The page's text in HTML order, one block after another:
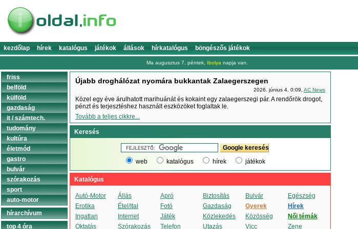
kezdőlap hírek katalógus játékok állások hírkatalógus böngészős játékok
Ma augusztus 7, péntek, Ibolya napja van.
Újabb droghálózat nyomára bukkantak Zalaegerszegen
2026. június 4. 0:09, AC News
Közel egy éve árulhatott marihuánát és kokaint egy zalaegerszegi pár. A rendőrök drogot,
pénzt és terjesztéshez használt eszközöket foglaltak le.
Tovább a teljes cikkre...
Keresés
web katalógus hírek játékok
Katalógus
Autó-Motor Állás Apró Biztosítás Bulvár
Egészség
Erotika
Étel/Ital Fotó Gazdaság Gyerek
Hírek
Ingatlan
Internet Játék Közlekedés Közösség
Női témák
Oktatás
Szórakozás Telefon Utazás Vicc
Zene
friss
belföld
külföld
gazdaság
it / számtech.
tudomány
kultúra
életmód
gastro
bulvár
szórakozás
sport
auto-motor
hírarchívum
top 4 óra